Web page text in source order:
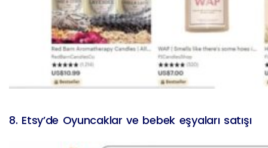
8. Etsy’de Oyuncaklar ve bebek eşyaları satışı